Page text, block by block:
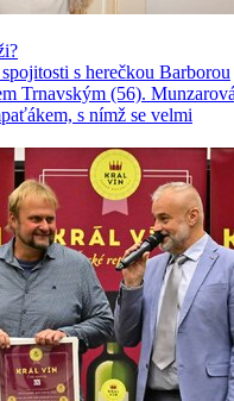
s herečkou Barborou
Trnavským (56).
s nímž se velmi